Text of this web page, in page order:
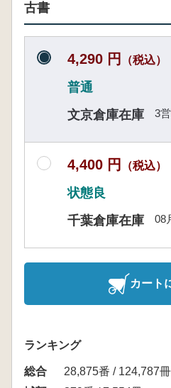
古書
4,290 円 （税込）
普通
文京倉庫在庫
3
4,400 円 （税込）
状態良
千葉倉庫在庫
08
カート
ランキング
総合
28,875番 / 124,787冊